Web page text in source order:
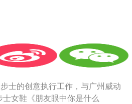
士的创意执行工作，与广州威动
女鞋《朋友眼中你是什么